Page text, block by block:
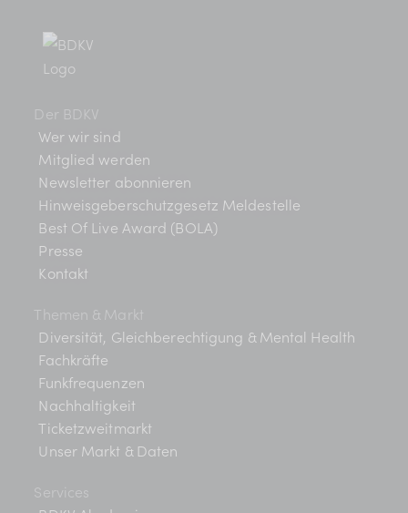
Der BDKV
Wer wir sind
Mitglied werden
Newsletter abonnieren
Hinweisgeberschutzgesetz Meldestelle
Best Of Live Award (BOLA)
Presse
Kontakt
Themen & Markt
Diversität, Gleichberechtigung & Mental Health
Fachkräfte
Funkfrequenzen
Nachhaltigkeit
Ticketzweitmarkt
Unser Markt & Daten
Services